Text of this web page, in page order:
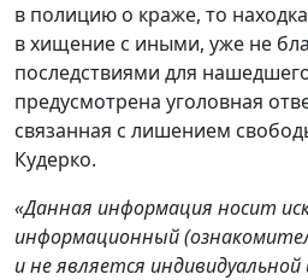
в полицию о краже, то
в хищение с иными, уже не
последствиями для
предусмотрена уголовная
связанная с лишением
Кудерко.
«Данная информация носит
информационный
и не является